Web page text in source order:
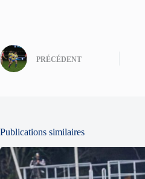
PRÉCÉDENT
Publications similaires